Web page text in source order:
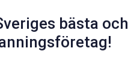
bästa och